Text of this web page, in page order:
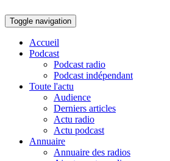
Toggle navigation
Accueil
Podcast
Podcast radio
Podcast indépendant
Toute l'actu
Audience
Derniers articles
Actu radio
Actu podcast
Annuaire
Annuaire des radios